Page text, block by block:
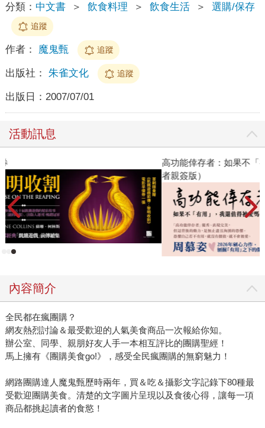
分類： 中文書 ＞ 飲食料理 ＞ 飲食生活 ＞ 選購/保存
追蹤
作者： 魔鬼甄 追蹤
出版社： 朱雀文化 追蹤
出版日： 2007/07/01
活動訊息
高功能倖存者：如果不「有用」，我還值得被愛嗎？（限量作
者親簽版）
內容簡介
全民都在瘋團購？
網友熱烈討論＆最受歡迎的人氣美食商品一次報給你知。
辦公室、同學、親朋好友人手一本相互評比的團購聖經！
馬上擁有《團購美食go!》，感受全民瘋團購的無窮魅力！
網路團購達人魔鬼甄歷時兩年，買＆吃＆攝影文字記錄下80種最
受歡迎團購美食。清楚的文字圖片呈現以及食後心得，讓每一項
商品都挑起讀者的食慾！